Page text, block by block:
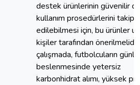
destek ürünlerinin güvenilir
kullanım prosedürlerini takip
edilebilmesi için, bu ürünler
kişiler tarafından
çalışmada, futbolcuların
beslenmesinde yetersiz
karbonhidrat alımı, yüksek